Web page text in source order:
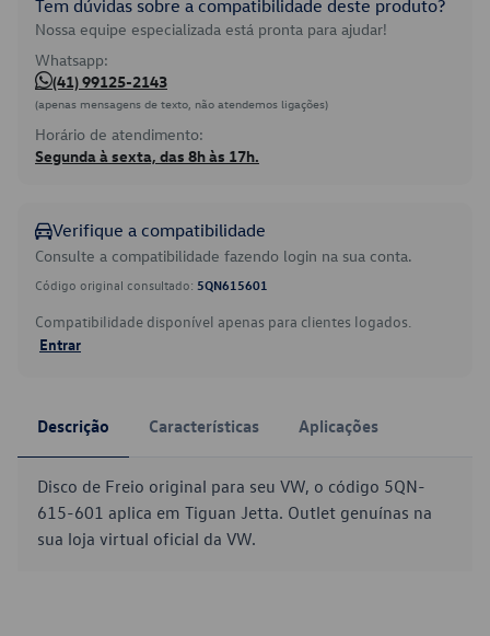
Tem dúvidas sobre a compatibilidade deste produto?
Nossa equipe especializada está pronta para ajudar!
Whatsapp:
(41) 99125-2143
(apenas mensagens de texto, não atendemos ligações)
Horário de atendimento:
Segunda à sexta, das 8h às 17h.
Verifique a compatibilidade
Consulte a compatibilidade fazendo login na sua conta.
Código original consultado: 5QN615601
Compatibilidade disponível apenas para clientes logados.
Entrar
Descrição Características Aplicações
Disco de Freio original para seu VW, o código 5QN-
615-601 aplica em Tiguan Jetta. Outlet genuínas na
sua loja virtual oficial da VW.